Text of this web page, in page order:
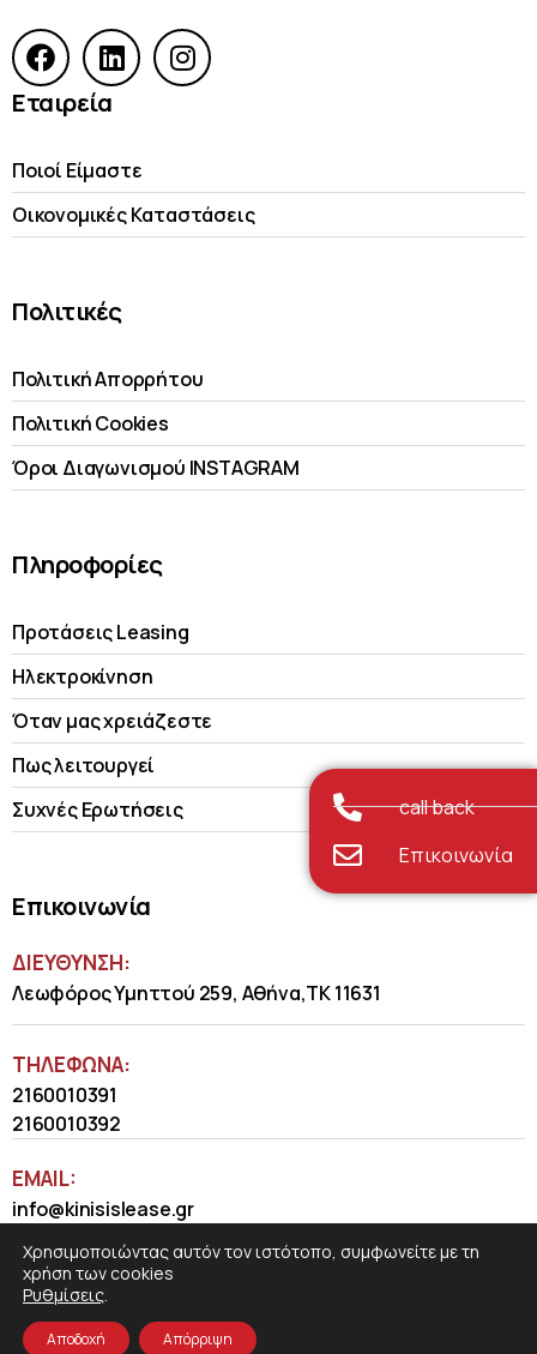
Εταιρεία
Ποιοί Είμαστε
Οικονομικές Kαταστάσεις
Πολιτικές
Πολιτική Απορρήτου
Πολιτική Cookies
Όροι Διαγωνισμού INSTAGRAM
Πληροφορίες
Προτάσεις Leasing
Ηλεκτροκίνηση
Όταν μας χρειάζεστε
Πως λειτουργεί
Συχνές Ερωτήσεις
Επικοινωνία
ΔΙΕΥΘΥΝΣΗ:
Λεωφόρος Υμηττού 259, Αθήνα,ΤΚ 11631
ΤΗΛΈΦΩΝΑ:
2160010391
2160010392
EMAIL:
info@kinisislease.gr
call back
Επικοινωνία
Χρησιμοποιώντας αυτόν τον ιστότοπο, συμφωνείτε με τη
χρήση των cookies
Ρυθμίσεις.
Αποδοχή Απόρριψη